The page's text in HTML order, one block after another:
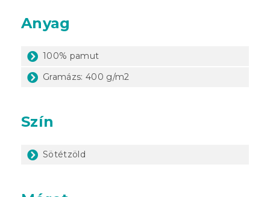
Anyag
100% pamut
Gramázs: 400 g/m2
Szín
Sötétzöld